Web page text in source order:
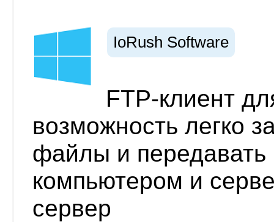
IoRush Software
FTP-клиент
возможность легко
файлы и передавать
компьютером и
сервер